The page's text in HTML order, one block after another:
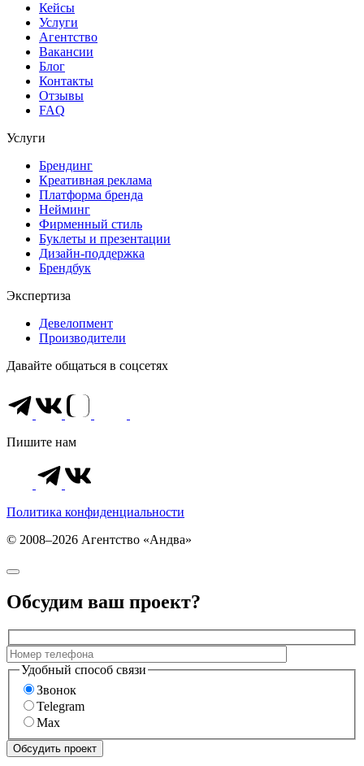
Кейсы
Услуги
Агентство
Вакансии
Блог
Контакты
Отзывы
FAQ
Услуги
Брендинг
Креативная реклама
Платформа бренда
Нейминг
Фирменный стиль
Буклеты и презентации
Дизайн-поддержка
Брендбук
Экспертиза
Девелопмент
Производители
Давайте общаться в соцсетях
Пишите нам
Политика конфиденциальности
© 2008–2026 Агентство «Андва»
Обсудим ваш проект?
Удобный способ связи
Звонок
Telegram
Max